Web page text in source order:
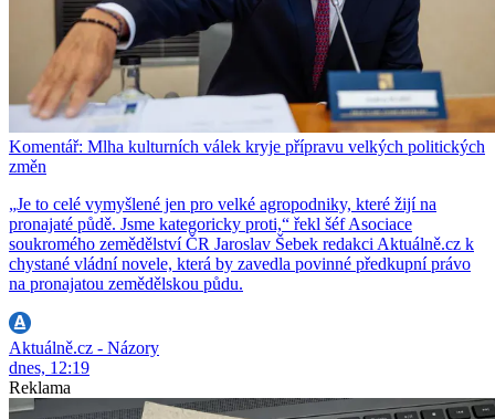
Komentář: Mlha kulturních válek kryje přípravu velkých politických
změn
„Je to celé vymyšlené jen pro velké agropodniky, které žijí na
pronajaté půdě. Jsme kategoricky proti,“ řekl šéf Asociace
soukromého zemědělství ČR Jaroslav Šebek redakci Aktuálně.cz k
chystané vládní novele, která by zavedla povinné předkupní právo
na pronajatou zemědělskou půdu.
Aktuálně.cz - Názory
dnes, 12:19
Reklama